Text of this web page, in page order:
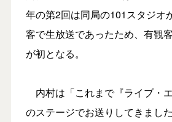
年の第2回は同局の101スタジオ
客で生放送であったため、有観
が初となる。
内村は「これまで『ライブ・
のステージでお送りしてきまし